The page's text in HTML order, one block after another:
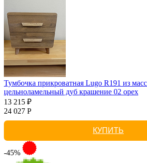
Тумбочка прикроватная Lugo R191 из
цельноламельный дуб крашение 02 орех
13 215 ₽
24 027 Р
КУПИТЬ
-45%